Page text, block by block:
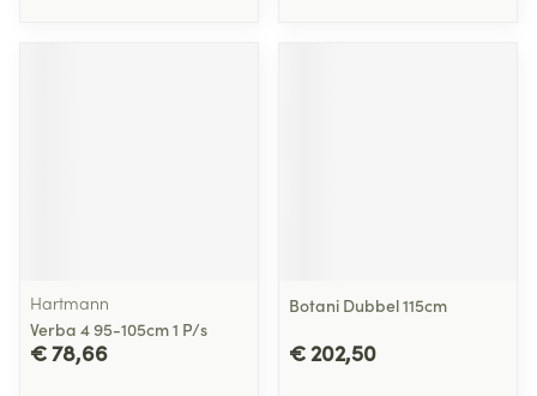
Hartmann
Verba 4 95-105cm 1 P/s
€ 78,66
Botani Dubbel 115cm
€ 202,50